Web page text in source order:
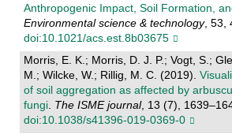
Anthropogenic Impact, Soil Formation,
Environmental science & technology, 53,
doi:10.1021/acs.est.8b03675
Morris, E. K.; Morris, D. J. P.; Vogt, S.;
M.; Wilcke, W.; Rillig, M. C. (2019).
of soil aggregation as affected by
fungi. The ISME journal, 13 (7),
doi:10.1038/s41396-019-0369-0